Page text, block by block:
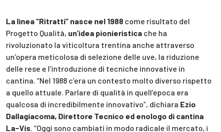
La linea “Ritratti” nasce nel 1988 come risultato del
Progetto Qualità, un’idea pionieristica che ha
rivoluzionato la viticoltura trentina anche attraverso
un’opera meticolosa di selezione delle uve, la riduzione
delle rese e l’introduzione di tecniche innovative in
cantina. “Nel 1988 c’era un contesto molto diverso rispetto
a quello attuale. Parlare di qualità in quell’epoca era
qualcosa di incredibilmente innovativo”, dichiara Ezio
Dallagiacoma, Direttore Tecnico ed enologo di cantina
La-Vis. “Oggi sono cambiati in modo radicale il mercato, i